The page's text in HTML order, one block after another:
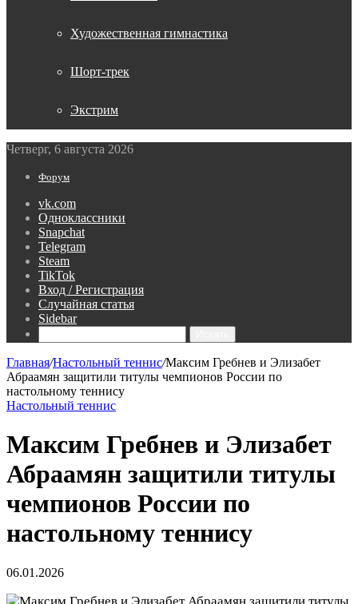
Художественная гимнастика
Шорт-трек
Экстрим
Четверг, 6 августа 2026
Форум
vk.com
Одноклассники
Snapchat
Telegram
Steam
TikTok
Вход / Регистрация
Случайная статья
Sidebar
Главная/Настольный теннис/Максим Гребнев и Элизабет
Абраамян защитили титулы чемпионов России по
настольному теннису
Настольный теннис
Максим Гребнев и Элизабет
Абраамян защитили титулы
чемпионов России по
настольному теннису
06.01.2026